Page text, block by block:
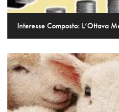
Interesse Composto: L’Ottava